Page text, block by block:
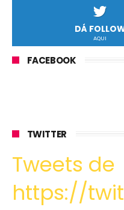
DÁ
AQUI
FACEBOOK
TWITTER
Tweets de
https://